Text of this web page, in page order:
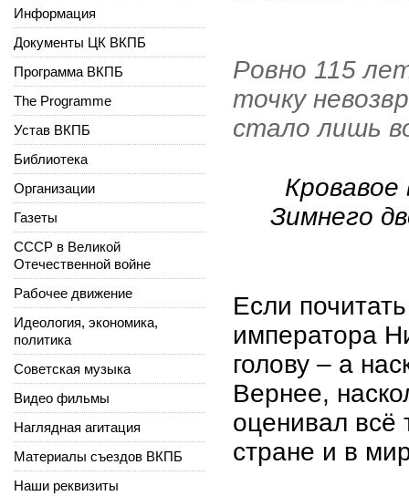
Ровно 115
точку
стало лишь
Кровавое
Зимнего
Если
императора
голову – а
Вернее,
оценивал всё
стране и в
Информация
Документы ЦК ВКПБ
Программа ВКПБ
The Programme
Устав ВКПБ
Библиотека
Организации
Газеты
СССР в Великой
Отечественной войне
Рабочее движение
Идеология, экономика,
политика
Советская музыка
Видео фильмы
Наглядная агитация
Материалы съездов ВКПБ
Наши реквизиты